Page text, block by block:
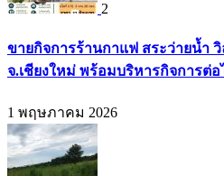
2
ขายกิจการร้านกาแฟ สระว่ายน้ำ
จ.เชียงใหม่ พร้อมบริหารกิจการต่อไ
1 พฤษภาคม 2026